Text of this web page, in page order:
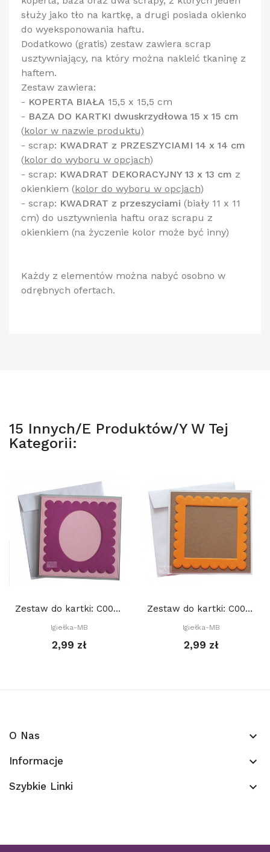
służy jako tło na kartkę, a drugi posiada okienko
do wyeksponowania haftu.
Dodatkowo (gratis) zestaw zawiera scrap
usztywniający, na który można nakleić tkaninę z
haftem.
Zestaw zawiera:
- KOPERTA BIAŁA 15,5 x 15,5 cm
- BAZA DO KARTKI dwuskrzydłowa 15 x 15 cm
(kolor w nazwie produktu)
- scrap: KWADRAT z PRZESZYCIAMI 14 x 14 cm
(kolor do wyboru w opcjach)
- scrap: KWADRAT DEKORACYJNY 13 x 13 cm z
okienkiem (kolor do wyboru w opcjach)
- scrap: KWADRAT z przeszyciami (biały 11 x 11
cm) do usztywnienia haftu oraz scrapu z
okienkiem (na życzenie kolor może być inny)
Każdy z elementów można nabyć osobno w
odrębnych ofertach.
15 Innych/e Produktów/y W Tej
Kategorii:
Zestaw do kartki: C003 S10c, Baza 15x15 cm: Czarna
Igiełka-MB
2,99 zł
Zestaw do kartki: C002 S10b, Baza 15x15 cm: Żółta
Igiełka-MB
2,99 zł
O Nas keyboard_arrow_down
Informacje keyboard_arrow_down
Szybkie Linki keyboard_arrow_down